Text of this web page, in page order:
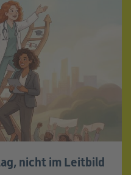
nicht im Leitbild